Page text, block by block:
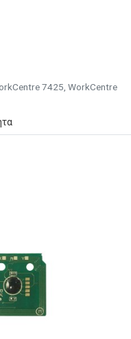
7425, WorkCentre